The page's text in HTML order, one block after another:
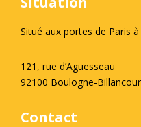
Situé aux portes de Paris
121, rue d’Aguesseau
92100 Boulogne-
Contact